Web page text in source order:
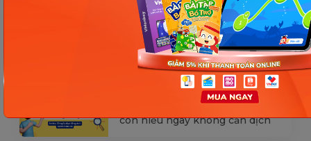
Ngày 18: Vì sao bé nhanh quên
từ tiếng Anh? Cách giúp con
nhớ lâu mà không cần học
nhiều
Ngày 17: Bé nhận diện từ nhanh
qua hình ảnh – Chìa khóa giúp
con hiểu ngay không cần dịch